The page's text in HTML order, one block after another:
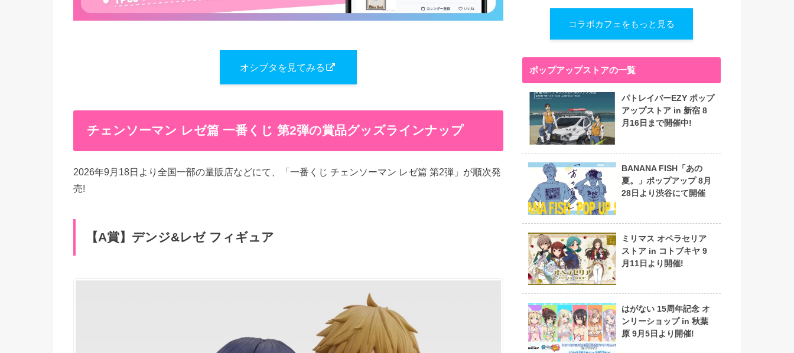
オシブタを見てみる
チェンソーマン レゼ篇 一番くじ 第2弾の賞品グッズラインナップ
2026年9月18日より全国一部の量販店などにて、「一番くじ チェンソーマン レゼ篇 第2弾」が順次発
売!
【A賞】デンジ&レゼ フィギュア
コラボカフェをもっと見る
ポップアップストアの一覧
パトレイバーEZY ポップ
アップストア in 新宿 8
月16日まで開催中!
BANANA FISH「あの
夏。」ポップアップ 8月
28日より渋谷にて開催
ミリマス オペラセリア
ストア in コトブキヤ 9
月11日より開催!
はがない 15周年記念 オ
ンリーショップ in 秋葉
原 9月5日より開催!